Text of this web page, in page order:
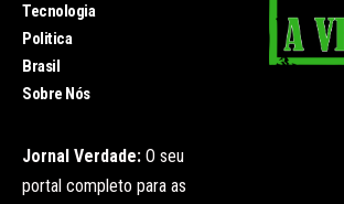
Tecnologia
Politica
Brasil
Sobre Nós
Jornal Verdade: O seu
portal completo para as